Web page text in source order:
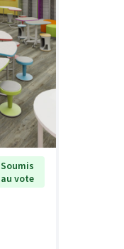
Soumis
au vote